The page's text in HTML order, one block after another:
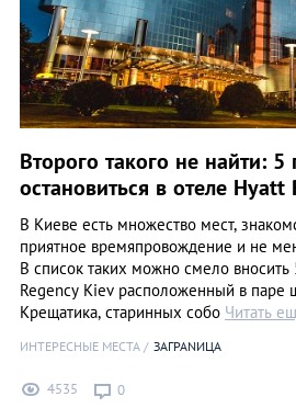
Второго такого не найти: 5
остановиться в отеле Hyatt
В Киеве есть множество мест,
приятное времяпровождение и не
В список таких можно смело
Regency Kiev расположенный в паре
Крещатика, старинных собо Читать
ИНТЕРЕСНЫЕ МЕСТА ЗАГРАNИЦА
4535 0